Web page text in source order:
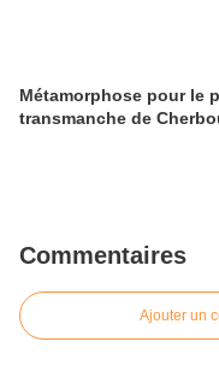
Métamorphose pour le
transmanche de
Commentaires
Ajouter un